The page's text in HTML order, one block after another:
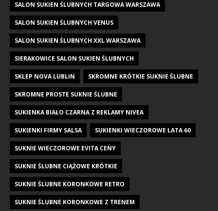
SALON SUKIEN ŚLUBNYCH TARGOWA WARSZAWA
SALON SUKIEN ŚLUBNYCH VENUS
SALON SUKIEN ŚLUBNYCH XXL WARSZAWA
SIERAKOWICE SALON SUKIEN ŚLUBNYCH
SKLEP NOVA LUBLIN SKROMNE KRÓTKIE SUKNIE ŚLUBNE
SKROMNE PROSTE SUKNIE ŚLUBNE
SUKIENKA BIAŁO CZARNA Z REKLAMY NIVEA
SUKIENKI FIRMY SALSA SUKIENKI WIECZOROWE LATA 60
SUKNIE WIECZOROWE EVITA CENY
SUKNIE ŚLUBNE CIĄŻOWE KRÓTKIE
SUKNIE ŚLUBNE KORONKOWE RETRO
SUKNIE ŚLUBNE KORONKOWE Z TRENEM